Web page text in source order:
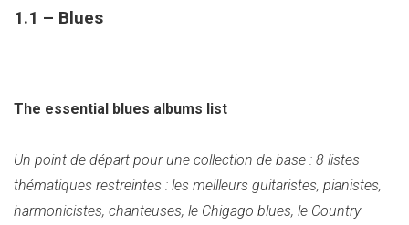
1.1 – Blues
The essential blues albums list
Un point de départ pour une collection de base : 8 listes
thématiques restreintes : les meilleurs guitaristes, pianistes,
harmonicistes, chanteuses, le Chigago blues, le Country